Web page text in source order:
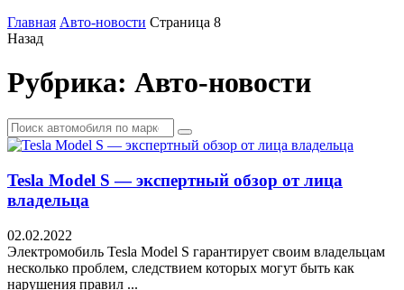
Главная Авто-новости Страница 8
Назад
Рубрика: Авто-новости
Найти:
Tesla Model S — экспертный обзор от лица
владельца
02.02.2022
Электромобиль Tesla Model S гарантирует своим владельцам
несколько проблем, следствием которых могут быть как
нарушения правил ...